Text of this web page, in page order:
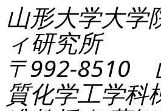
山形大学大
ィ研究所
〒992-8510
質化学工学科